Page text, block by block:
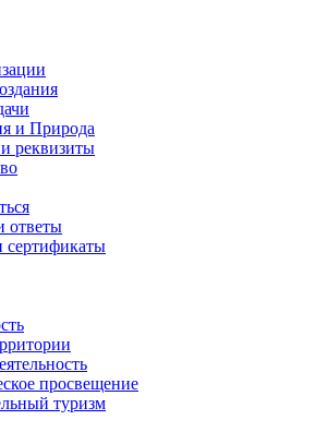
и Природа
реквизиты
ответы
сертификаты
просвещение
туризм